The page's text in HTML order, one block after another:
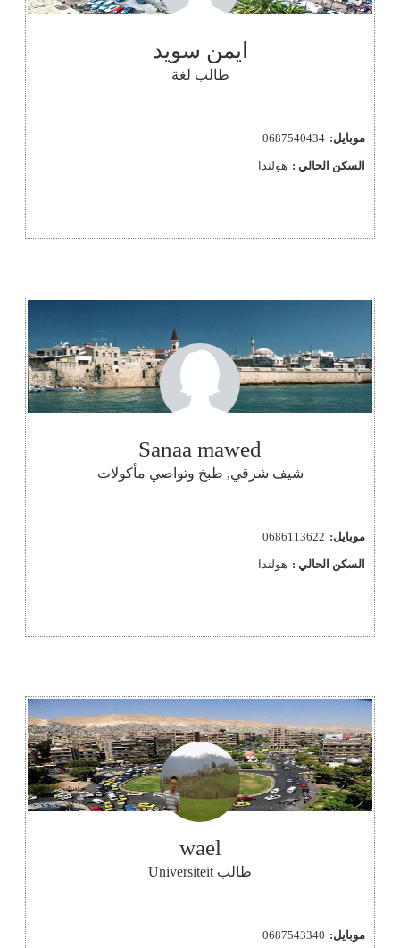
ايمن سويد
طالب لغة
موبايل: 0687540434
السكن الحالي : هولندا
Sanaa mawed
شيف شرقي, طبخ وتواصي مأكولات
موبايل: 0686113622
السكن الحالي : هولندا
wael
طالب Universiteit
موبايل: 0687543340